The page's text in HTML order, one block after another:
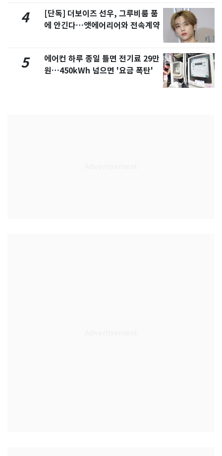
4
[단독] 더보이즈 선우, 그루비룸 품
에 안긴다…앳에어리어와 전속계약
5
에어컨 하루 종일 틀면 전기료 29만
원…450kWh 넘으면 '요금 폭탄'